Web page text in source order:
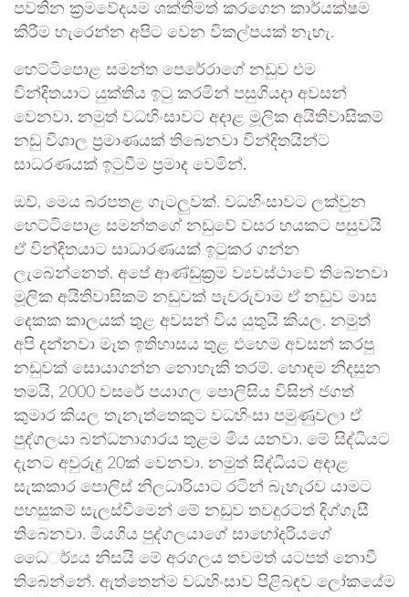
පවතින ක්‍රමවේදයම ශක්තිමත් කරගෙන කාර්යක්ෂම
කිරීම හැරෙන්න අපිට වෙන විකල්පයක් නැහැ.
හෙට්ටිපොළ සමන්ත පෙරේරාගේ නඩුව එම
වින්දිතයාට යුක්තිය ඉටු කරමින් පසුගියදා අවසන්
වෙනවා. නමුත් වධහිංසාවට අදාළ මූලික අයිතිවාසිකම්
නඩු විශාල ප්‍රමාණයක් තිබෙනවා වින්දිතයින්ට
සාධරණයක් ඉටුවීම ප්‍රමාද වෙමින්.
ඔව්, මෙය බරපතළ ගැටලු‍වක්. වධහිංසාවට ලක්වුන
හෙට්ටිපොළ සමන්තගේ නඩුවේ වසර හයකට පසුවයි
ඒ වින්දිතයාට සාධාරණයක් ඉටුකර ගන්න
ලැබෙන්නෙත්. අපේ ආණ්ඩුක්‍රම ව්‍යවස්ථාවේ තිබෙනවා
මූලික අයිතිවාසිකම් නඩුවක් පැවරුවාම ඒ නඩුව මාස
දෙකක කාලයක් තුළ අවසන් විය යුතුයි කියල. නමුත්
අපි දන්නවා මෑත ඉතිහාසය තුළ එහෙම අවසන් කරපු
නඩුවක් සොයාගන්න නොහැකි තරම්. හොඳම නිදසුන
තමයි, 2000 වසරේ පයාගල පොලිසිය විසින් ජගත්
කුමාර කියල තැනැත්තෙකුට වධහිංසා පමුණුවලා ඒ
පුද්ගලයා බන්ධනාගාරය තුළම මිය යනවා. මේ සිද්ධියට
දැනට අවුරුදු 20ක් වෙනවා. නමුත් සිද්ධියට අදාළ
සැකකාර පොලිස් නිලධාරියාට රටින් බැහැරව යාමට
පහසුකම් සැලස්වීමෙන් මේ නඩුව තවදුරටත් දිග්ගැසී
තිබෙනවා. මියගිය පුද්ගලයාගේ සාහෝදරියගේ
ධෛර්්‍යය නිසයි මේ අරගලය තවමත් යටපත් නොවී
තිබෙන්නේ. ඇත්තෙන්ම වධහිංසාව පිළිබඳව ලෝකයේම